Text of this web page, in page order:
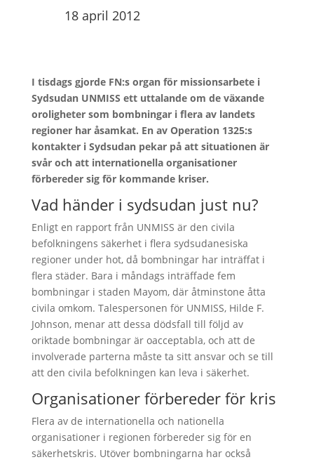
18 april 2012
I tisdags gjorde FN:s organ för missionsarbete i
Sydsudan UNMISS ett uttalande om de växande
oroligheter som bombningar i flera av landets
regioner har åsamkat. En av Operation 1325:s
kontakter i Sydsudan pekar på att situationen är
svår och att internationella organisationer
förbereder sig för kommande kriser.
Vad händer i sydsudan just nu?
Enligt en rapport från UNMISS är den civila
befolkningens säkerhet i flera sydsudanesiska
regioner under hot, då bombningar har inträffat i
flera städer. Bara i måndags inträffade fem
bombningar i staden Mayom, där åtminstone åtta
civila omkom. Talespersonen för UNMISS, Hilde F.
Johnson, menar att dessa dödsfall till följd av
oriktade bombningar är oacceptabla, och att de
involverade parterna måste ta sitt ansvar och se till
att den civila befolkningen kan leva i säkerhet.
Organisationer förbereder för kris
Flera av de internationella och nationella
organisationer i regionen förbereder sig för en
säkerhetskris. Utöver bombningarna har också